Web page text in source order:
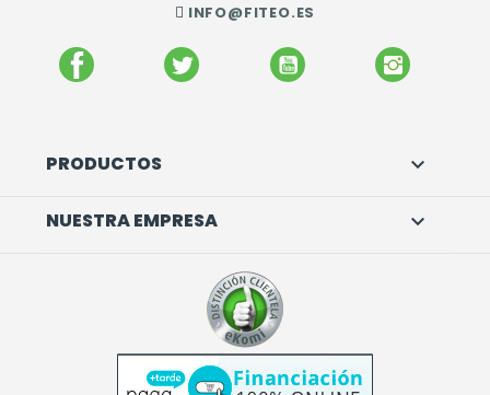
INFO@FITEO.ES
FACEBOOK TWITTER YOUTUBE
PRODUCTOS 
NUESTRA EMPRESA 